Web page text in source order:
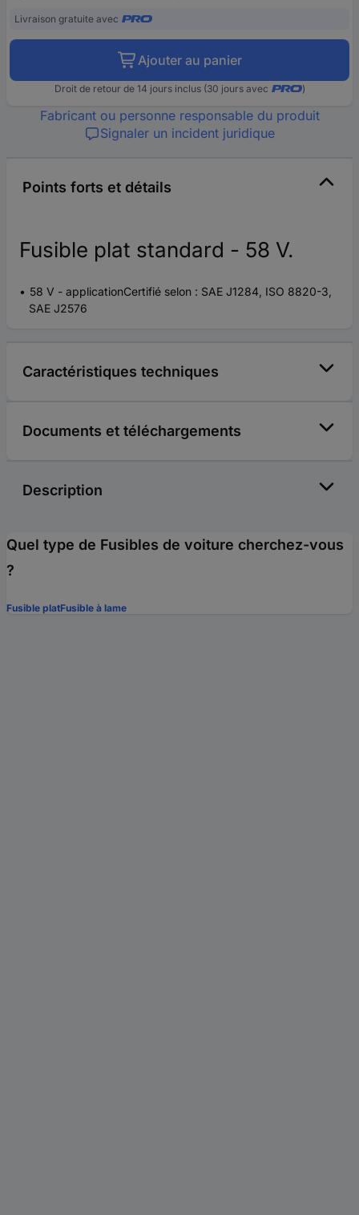
Livraison gratuite avec
Ajouter au panier
Droit de retour de 14 jours inclus (30 jours avec )
Fabricant ou personne responsable du produit
Signaler un incident juridique
Points forts et détails
Fusible plat standard - 58 V.
58 V - applicationCertifié selon : SAE J1284, ISO 8820-3,
SAE J2576
Caractéristiques techniques
Documents et téléchargements
Description
Quel type de Fusibles de voiture cherchez-vous
?
Fusible platFusible à lame